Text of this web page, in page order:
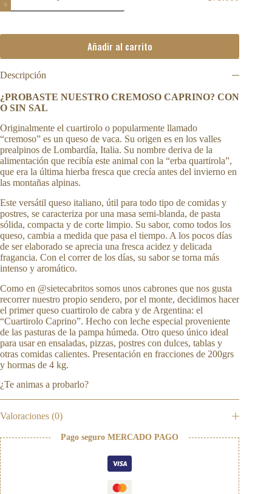
CABRA
SAL
era:
es:
Añadir al carrito
Descripción
¿PROBASTE NUESTRO CREMOSO CAPRINO? CON
O SIN SAL
Originalmente el cuartirolo o popularmente llamado
“cremoso” es un queso de vaca. Su origen es en los valles
prealpinos de Lombardía, Italia. Su nombre deriva de la
alimentación que recibía este animal con la “erba quartirola”,
que era la última hierba fresca que crecía antes del invierno en
las montañas alpinas.
Este versátil queso italiano, útil para todo tipo de comidas y
postres, se caracteriza por una masa semi-blanda, de pasta
sólida, compacta y de corte limpio. Su sabor, como todos los
queso, cambia a medida que pasa el tiempo. A los pocos días
de ser elaborado se aprecia una fresca acidez y delicada
fragancia. Con el correr de los días, su sabor se torna más
intenso y aromático.
Como en @sietecabritos somos unos cabrones que nos gusta
recorrer nuestro propio sendero, por el monte, decidimos hacer
el primer queso cuartirolo de cabra y de Argentina: el
“Cuartirolo Caprino”. Hecho con leche especial proveniente
de las pasturas de la pampa húmeda. Otro queso único ideal
para usar en ensaladas, pizzas, postres con dulces, tablas y
otras comidas calientes. Presentación en fracciones de 200grs
y hormas de 4 kg.
¿Te animas a probarlo?
Valoraciones (0)
Pago seguro MERCADO PAGO